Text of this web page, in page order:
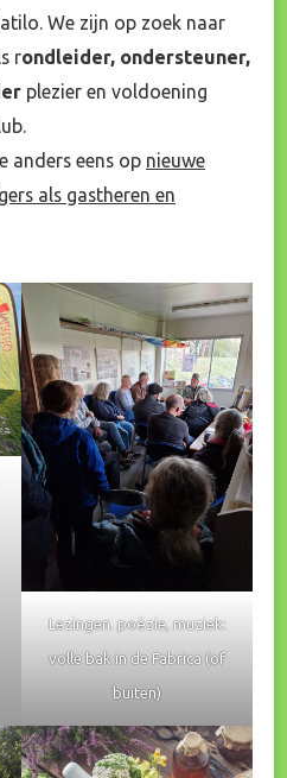
We zijn op zoek naar
rondleider, ondersteuner,
plezier en voldoening
anders eens op nieuwe
als gastheren en
Lezingen. poëzie, muziek:
volle bak in de Fabrica (of
buiten)